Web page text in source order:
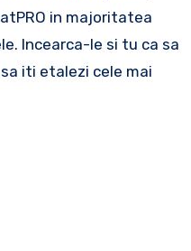
in majoritatea
Incearca-le si tu ca sa
iti etalezi cele mai